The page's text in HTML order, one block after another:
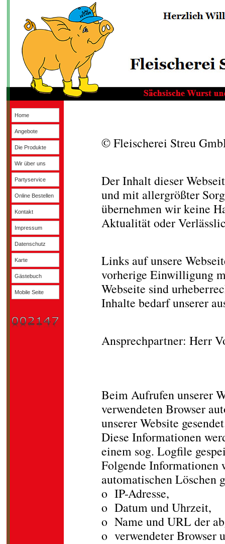
Home
Angebote
Die Produkte
Wir über uns
Partyservice
Online Bestellen
Kontakt
Impressum
Datenschutz
Karte
Gästebuch
Mobile Seite
© Fleischerei Streu
Der Inhalt dieser
und mit allergrößter
übernehmen wir keine
Aktualität oder
Links auf unsere
vorherige Einwilligung
Webseite sind
Inhalte bedarf unserer
Ansprechpartner: Herr
Beim Aufrufen unserer
verwendeten Browser
unserer Website
Diese Informationen
einem sog. Logfile
Folgende Informationen
automatischen Löschen
o IP-Adresse,
o Datum und Uhrzeit,
o Name und URL der
o verwendeter Browser